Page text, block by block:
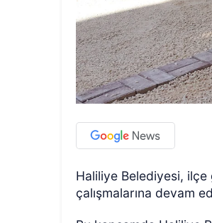
Haliliye Belediyesi, ilçe
çalışmalarına devam